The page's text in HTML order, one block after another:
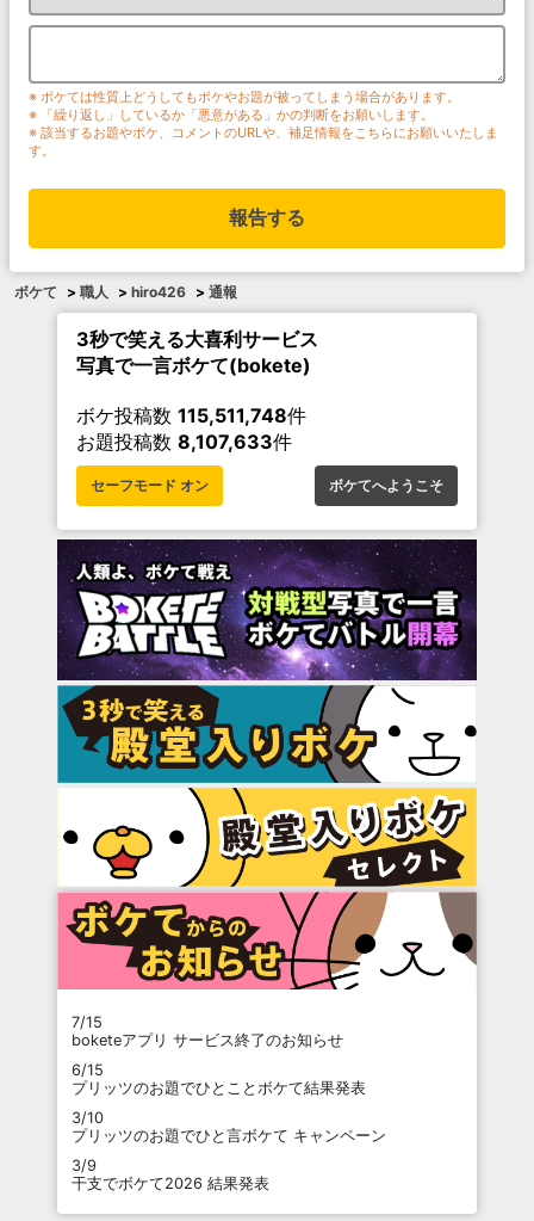
※ ボケては性質上どうしてもボケやお題が被ってしまう場合があります。
※ 「繰り返し」しているか「悪意がある」かの判断をお願いします。
※ 該当するお題やボケ、コメントのURLや、補足情報をこちらにお願いいたしま
す。
報告する
ボケて > 職人 > hiro426 > 通報
3秒で笑える大喜利サービス
写真で一言ボケて(bokete)
ボケ投稿数 115,511,748件
お題投稿数 8,107,633件
セーフモード オン ボケてへようこそ
7/15
boketeアプリ サービス終了のお知らせ
6/15
プリッツのお題でひとことボケて結果発表
3/10
プリッツのお題でひと言ボケて キャンペーン
3/9
干支でボケて2026 結果発表